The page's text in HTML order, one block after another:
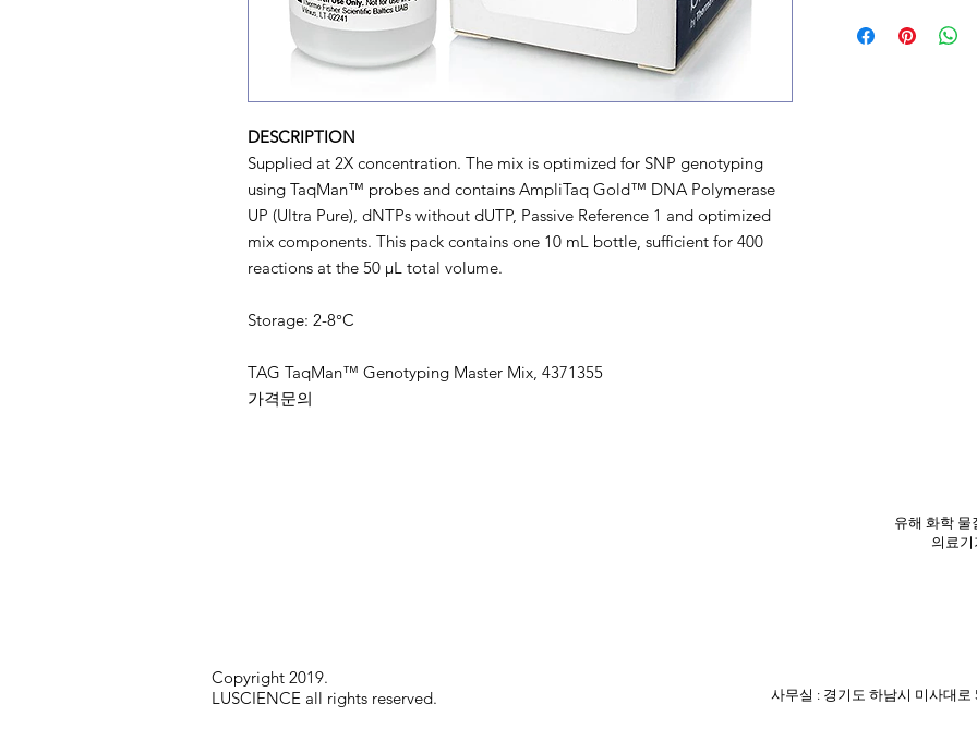
DESCRIPTION
Supplied at 2X concentration. The mix is optimized for SNP genotyping
using TaqMan™ probes and contains AmpliTaq Gold™ DNA Polymerase
UP (Ultra Pure), dNTPs without dUTP, Passive Reference 1 and optimized
mix components. This pack contains one 10 mL bottle, sufficient for 400
reactions at the 50 µL total volume.
Storage: 2-8°C
TAG TaqMan™ Genotyping Master Mix, 4371355
가격문의
유해 화학 물
의료기
Copyright 2019.
LUSCIENCE all rights reserved.
사무실 : 경기도 하남시 미사대